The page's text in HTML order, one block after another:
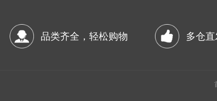
品类齐全，轻松购物 多仓